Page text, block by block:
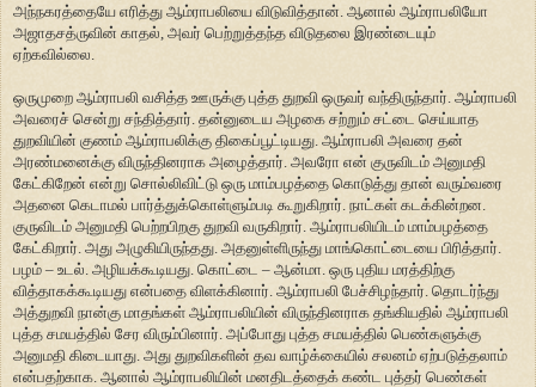
அந்நகரத்தையே எரித்து ஆம்ராபலியை விடுவித்தான். ஆனால் ஆம்ராபலியோ
அஜாதசத்ருவின் காதல், அவர் பெற்றுத்தந்த விடுதலை இரண்டையும்
ஏற்கவில்லை.
ஒருமுறை ஆம்ராபலி வசித்த ஊருக்கு புத்த துறவி ஒருவர் வந்திருந்தார். ஆம்ராபலி
அவரைச் சென்று சந்தித்தார். தன்னுடைய அழகை சற்றும் சட்டை செய்யாத
துறவியின் குணம் ஆம்ராபலிக்கு திகைப்பூட்டியது. ஆம்ராபலி அவரை தன்
அரண்மனைக்கு விருந்தினராக அழைத்தார். அவரோ என் குருவிடம் அனுமதி
கேட்கிறேன் என்று சொல்லிவிட்டு ஒரு மாம்பழத்தை கொடுத்து தான் வரும்வரை
அதனை கெடாமல் பார்த்துக்கொள்ளும்படி கூறுகிறார். நாட்கள் கடக்கின்றன.
குருவிடம் அனுமதி பெற்றபிறகு துறவி வருகிறார். ஆம்ராபலியிடம் மாம்பழத்தை
கேட்கிறார். அது அழுகியிருந்தது. அதனுள்ளிருந்து மாங்கொட்டையை பிரித்தார்.
பழம் – உடல். அழியக்கூடியது. கொட்டை – ஆன்மா. ஒரு புதிய மரத்திற்கு
வித்தாகக்கூடியது என்பதை விளக்கினார். ஆம்ராபலி பேச்சிழந்தார். தொடர்ந்து
அத்துறவி நான்கு மாதங்கள் ஆம்ராபலியின் விருந்தினராக தங்கியதில் ஆம்ராபலி
புத்த சமயத்தில் சேர விரும்பினார். அப்போது புத்த சமயத்தில் பெண்களுக்கு
அனுமதி கிடையாது. அது துறவிகளின் தவ வாழ்க்கையில் சலனம் ஏற்படுத்தலாம்
என்பதற்காக. ஆனால் ஆம்ராபலியின் மனதிடத்தைக் கண்ட புத்தர் பெண்கள்